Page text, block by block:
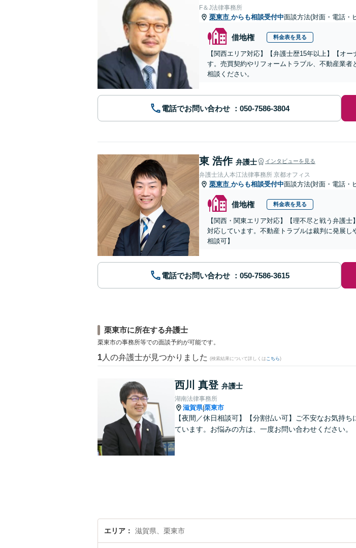
F＆J法律事務所
栗東市 からも相談受付中面談方法(対面・電話・
借地権 料金表を見る
【関西エリア対応】【弁護士歴15年以上】【オ
す。売買契約やリフォームトラブル、不動産業
相談ください。
電話でお問い合わせ
東 浩作 弁護士 インタビューを見る
弁護士法人本江法律事務所 京都オフィス
栗東市 からも相談受付中面談方法(対面・電話・
借地権 料金表を見る
【関西・関東エリア対応】【理不尽と戦う弁護
対応しています。不動産トラブルは裁判に発展
相談可】
電話でお問い合わせ
栗東市に所在する弁護士
栗東市の事務所等での面談予約が可能です。
1 人の弁護士が見つかりました (検索結果について詳しくは こちら)
西川 真登 弁護士
湖南法律事務所
滋賀県|栗東市
【夜間／休日相談可】【分割払い可】ご不安なお気持
ています。お悩みの方は、一度お問い合わせください。
エリア 滋賀県、栗東市